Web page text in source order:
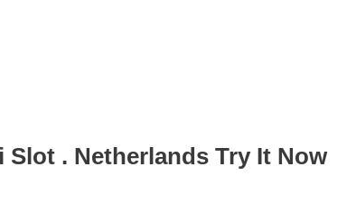
. Netherlands Try It Now